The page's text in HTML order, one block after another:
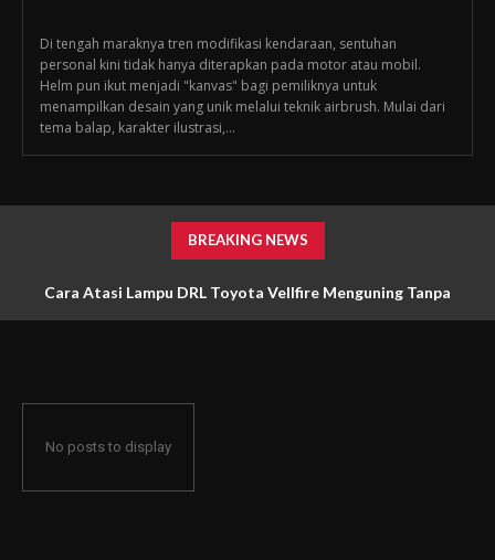
Di tengah maraknya tren modifikasi kendaraan, sentuhan
personal kini tidak hanya diterapkan pada motor atau mobil.
Helm pun ikut menjadi "kanvas" bagi pemiliknya untuk
menampilkan desain yang unik melalui teknik airbrush. Mulai dari
tema balap, karakter ilustrasi,...
BREAKING NEWS
Cara Atasi Lampu DRL Toyota Vellfire Menguning Tanpa
No posts to display